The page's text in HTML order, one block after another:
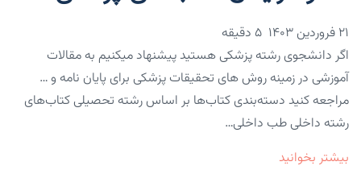
۲۱ فروردین ۱۴۰۳
اگر دانشجوی رشته پزشکی هستید پیشنهاد میکنیم به مقالات
آموزشی در زمینه روش های تحقیقات پزشکی برای پایان نامه و …
مراجعه کنید دسته‌بندی کتاب‌ها بر اساس رشته تحصیلی کتاب‌های
رشته داخلی طب داخلی…
بیشتر بخوانید